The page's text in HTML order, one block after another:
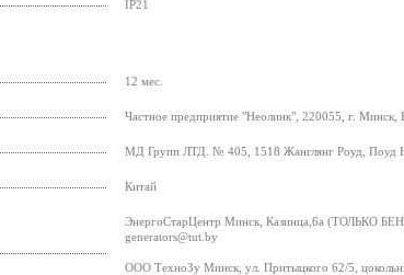
IP21
12 мес.
Частное предприятие "Неолинк", 220055, г.
МД Групп ЛТД. № 405, 1518 Жанглянг Роуд, Поуд
Китай
ЭнергоСтарЦентр Минск, Казинца,6а (ТОЛЬКО
generators@tut.by
ООО ТехноЗу Минск, ул. Притыцкого 62/5,